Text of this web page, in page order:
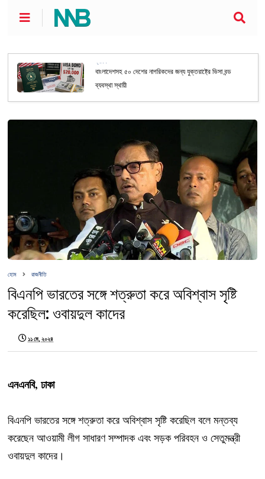
বাংলাদেশসহ ৫০ দেশের নাগরিকদের জন্য যুক্তরাষ্ট্রে ভিসা বন্ড
ব্যবস্থা স্থায়ী
হোম রাজনীতি
বিএনপি ভারতের সঙ্গে শত্রুতা করে অবিশ্বাস সৃষ্টি
করেছিল: ওবায়দুল কাদের
১১ মে, ২০২৪
এনএনবি, ঢাকা
বিএনপি ভারতের সঙ্গে শত্রুতা করে অবিশ্বাস সৃষ্টি করেছিল বলে মন্তব্য
করেছেন আওয়ামী লীগ সাধারণ সম্পাদক এবং সড়ক পরিবহন ও সেতুমন্ত্রী
ওবায়দুল কাদের।